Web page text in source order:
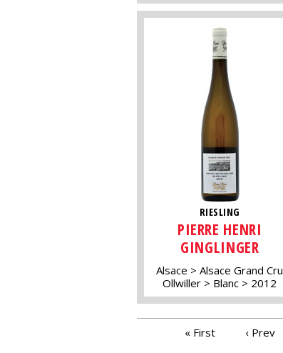
RIESLING
PIERRE HENRI
GINGLINGER
Alsace
Alsace Grand Cru
Ollwiller
Blanc 2012
« First ‹ Prev